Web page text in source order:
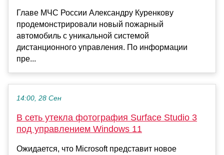
Главе МЧС России Александру Куренкову
продемонстрировали новый пожарный
автомобиль с уникальной системой
дистанционного управления. По информации
пре...
14:00, 28 Сен
В сеть утекла фотография Surface Studio 3
под управлением Windows 11
Ожидается, что Microsoft представит новое